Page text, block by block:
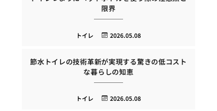
限界
2026.05.08
トイレ
節水トイレの技術革新が実現する驚きの低コスト
な暮らしの知恵
2026.05.08
トイレ